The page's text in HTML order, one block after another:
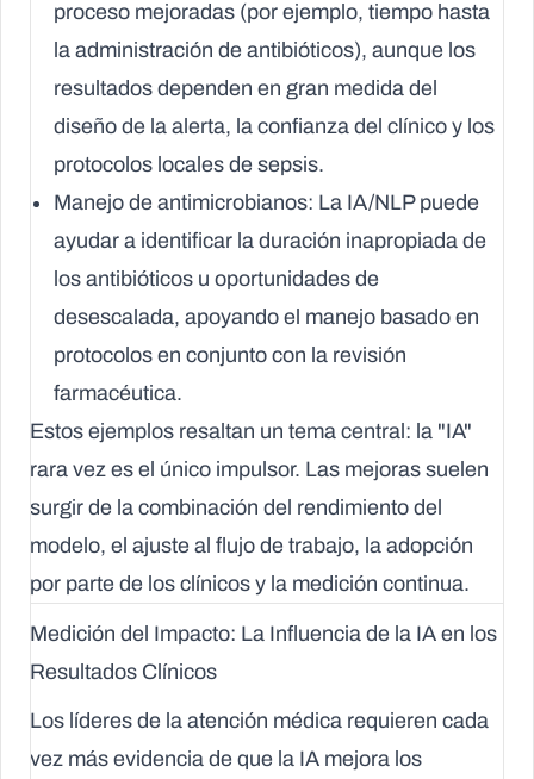
proceso mejoradas (por ejemplo, tiempo hasta
la administración de antibióticos), aunque los
resultados dependen en gran medida del
diseño de la alerta, la confianza del clínico y los
protocolos locales de sepsis.
Manejo de antimicrobianos: La IA/NLP puede
ayudar a identificar la duración inapropiada de
los antibióticos u oportunidades de
desescalada, apoyando el manejo basado en
protocolos en conjunto con la revisión
farmacéutica.
Estos ejemplos resaltan un tema central: la "IA"
rara vez es el único impulsor. Las mejoras suelen
surgir de la combinación del rendimiento del
modelo, el ajuste al flujo de trabajo, la adopción
por parte de los clínicos y la medición continua.
Medición del Impacto: La Influencia de la IA en los
Resultados Clínicos
Los líderes de la atención médica requieren cada
vez más evidencia de que la IA mejora los